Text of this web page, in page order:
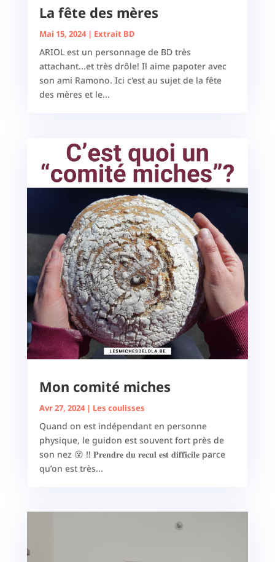
La fête des mères
Mai 15, 2024| Extrait BD
ARIOL est un personnage de BD très
attachant...et très drôle! Il aime papoter avec
son ami Ramono. Ici c'est au sujet de la fête
des mères et le...
Mon comité miches
Avr 27, 2024| Les coulisses
Quand on est indépendant en personne
physique, le guidon est souvent fort près de
son nez 😵 !! 𝐏𝐫𝐞𝐧𝐝𝐫𝐞 𝐝𝐮 𝐫𝐞𝐜𝐮𝐥 𝐞𝐬𝐭 𝐝𝐢𝐟𝐟𝐢𝐜𝐢𝐥𝐞 parce
qu’on est très...